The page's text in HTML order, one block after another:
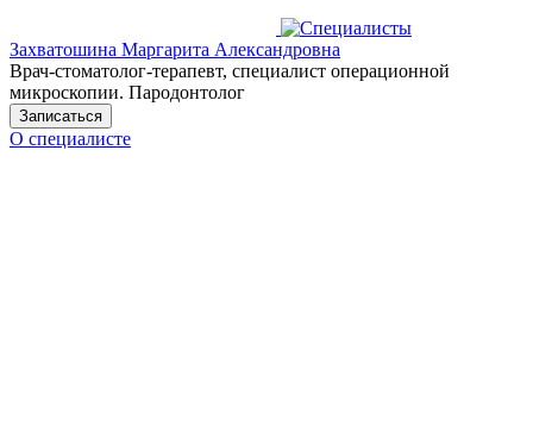
Захватошина Маргарита Александровна
Врач-стоматолог-терапевт, специалист операционной
микроскопии. Пародонтолог
Записаться
О специалисте